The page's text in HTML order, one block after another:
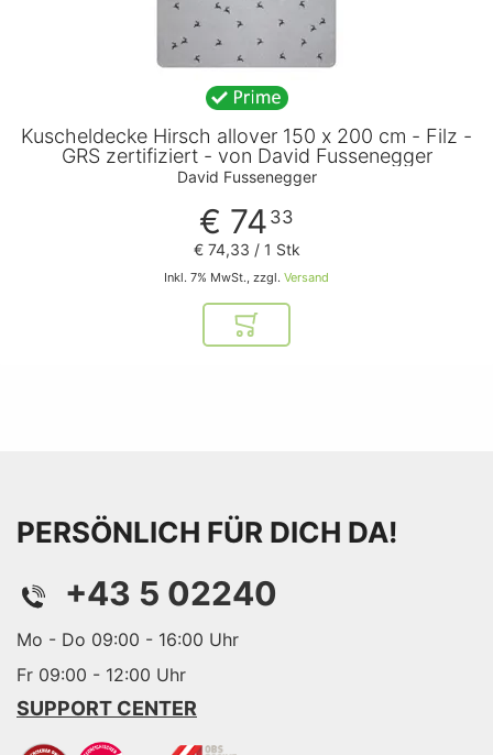
Kuscheldecke Hirsch allover 150 x 200 cm - Filz -
GRS zertifiziert - von David Fussenegger
David Fussenegger
€ 74 33
Inkl. 7% MwSt., zzgl. Versand
€ 74,33 / 1 Stk
In den Warenkorb
PERSÖNLICH FÜR DICH DA!
+43 5 02240
Mo - Do 09:00 - 16:00 Uhr
Fr 09:00 - 12:00 Uhr
SUPPORT CENTER